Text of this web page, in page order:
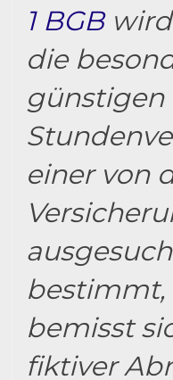
1 BGBwird
die
günstigen
einer von
bestimmt,
bemisst
fiktiver